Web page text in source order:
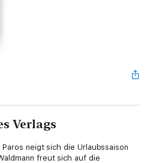
Verlags
neigt sich die Urlaubssaison
freut sich auf die